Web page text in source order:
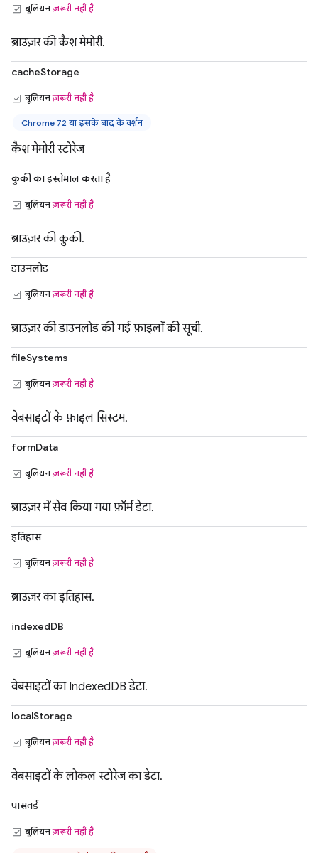
बूलियनज़रूरी नहीं है
ब्राउज़र की कैश मेमोरी.
cacheStorage
बूलियनज़रूरी नहीं है
Chrome 72 या इसके बाद के वर्शन
कैश मेमोरी स्टोरेज
कुकी का इस्तेमाल करता है
बूलियनज़रूरी नहीं है
ब्राउज़र की कुकी.
डाउनलोड
बूलियनज़रूरी नहीं है
ब्राउज़र की डाउनलोड की गई फ़ाइलों की सूची.
fileSystems
बूलियनज़रूरी नहीं है
वेबसाइटों के फ़ाइल सिस्टम.
formData
बूलियनज़रूरी नहीं है
ब्राउज़र में सेव किया गया फ़ॉर्म डेटा.
इतिहास
बूलियनज़रूरी नहीं है
ब्राउज़र का इतिहास.
indexedDB
बूलियनज़रूरी नहीं है
वेबसाइटों का IndexedDB डेटा.
localStorage
बूलियनज़रूरी नहीं है
वेबसाइटों के लोकल स्टोरेज का डेटा.
पासवर्ड
बूलियनज़रूरी नहीं है